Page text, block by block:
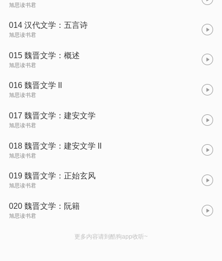
旭思读书君
014 汉代文学：五言诗
旭思读书君
015 魏晋文学：概述
旭思读书君
016 魏晋文学 II
旭思读书君
017 魏晋文学：建安文学
旭思读书君
018 魏晋文学：建安文学 II
旭思读书君
019 魏晋文学：正始玄风
旭思读书君
020 魏晋文学：阮籍
旭思读书君
更多内容请到酷狗app收听~